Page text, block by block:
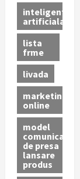
inteligenta
artificiala
lista
frme
livada
marketing
online
model
comunicat
de presa
lansare
produs